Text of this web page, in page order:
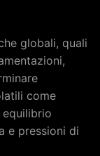
globali, quali
come
equilibrio
e pressioni di